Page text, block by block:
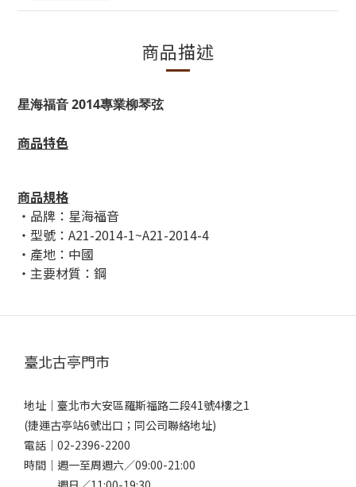
商品描述
星海福音 2014專業柳琴弦
商品特色
商品規格
・品牌：星海福音
・型號：A21-2014-1~A21-2014-4
・產地：中國
・主要材質：鋼
臺北古亭門市
地址｜ 臺北市大安區羅斯福路二段41號4樓之1
(捷運古亭站6號出口；同公司聯絡地址)
電話｜ 02-2396-2200
時間｜週一至周週六／09:00-21:00